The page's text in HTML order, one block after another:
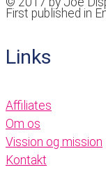
First published in
Links
Affiliates
Om os
Vission og mission
Kontakt